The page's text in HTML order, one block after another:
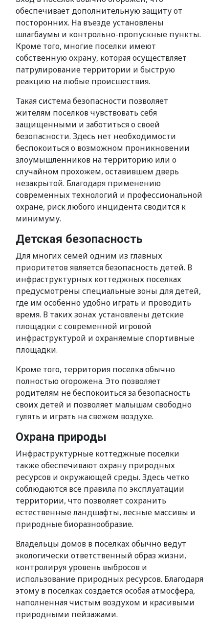
обеспечивает дополнительную защиту от
посторонних. На въезде установлены
шлагбаумы и контрольно-пропускные пункты.
Кроме того, многие поселки имеют
собственную охрану, которая осуществляет
патрулирование территории и быструю
реакцию на любые происшествия.
Такая система безопасности позволяет
жителям поселков чувствовать себя
защищенными и заботиться о своей
безопасности. Здесь нет необходимости
беспокоиться о возможном проникновении
злоумышленников на территорию или о
случайном прохожем, оставившем дверь
незакрытой. Благодаря применению
современных технологий и профессиональной
охране, риск любого инцидента сводится к
минимуму.
Детская безопасность
Для многих семей одним из главных
приоритетов является безопасность детей. В
инфраструктурных коттеджных поселках
предусмотрены специальные зоны для детей,
где им особенно удобно играть и проводить
время. В таких зонах установлены детские
площадки с современной игровой
инфраструктурой и охраняемые спортивные
площадки.
Кроме того, территория поселка обычно
полностью огорожена. Это позволяет
родителям не беспокоиться за безопасность
своих детей и позволяет малышам свободно
гулять и играть на свежем воздухе.
Охрана природы
Инфраструктурные коттеджные поселки
также обеспечивают охрану природных
ресурсов и окружающей среды. Здесь четко
соблюдаются все правила по эксплуатации
территории, что позволяет сохранить
естественные ландшафты, лесные массивы и
природные биоразнообразие.
Владельцы домов в поселках обычно ведут
экологически ответственный образ жизни,
контролируя уровень выбросов и
использование природных ресурсов. Благодаря
этому в поселках создается особая атмосфера,
наполненная чистым воздухом и красивыми
природными пейзажами.